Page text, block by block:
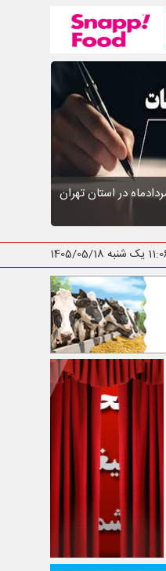
در استان تهران
یک شنبه 1405/05/18